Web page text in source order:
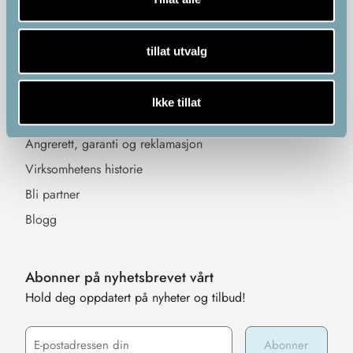
tillat utvalg
Ikke tillat
Informasjon
Kjøpsvilkår
Angrerett, garanti og reklamasjon
Virksomhetens historie
Bli partner
Blogg
Sosiale medier
Abonner på nyhetsbrevet vårt
Hold deg oppdatert på nyheter og tilbud!